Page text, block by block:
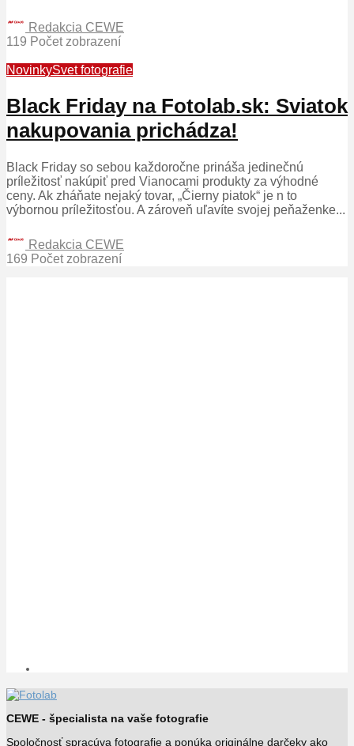
Redakcia CEWE
119 Počet zobrazení
NovinkySvet fotografie
Black Friday na Fotolab.sk: Sviatok
nakupovania prichádza!
Black Friday so sebou každoročne prináša jedinečnú
príležitosť nakúpiť pred Vianocami produkty za výhodné
ceny. Ak zháňate nejaký tovar, „Čierny piatok“ je n to
výbornou príležitosťou. A zároveň uľavíte svojej peňaženke...
Redakcia CEWE
169 Počet zobrazení
CEWE - špecialista na vaše fotografie
Spoločnosť spracúva fotografie a ponúka originálne darčeky ako